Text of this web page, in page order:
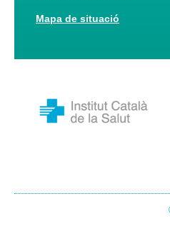
Mapa de situació